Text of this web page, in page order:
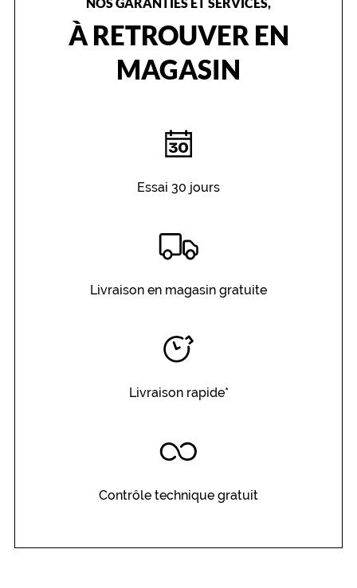
À RETROUVER EN
MAGASIN
Essai 30 jours
Livraison en magasin gratuite
Livraison rapide*
Contrôle technique gratuit